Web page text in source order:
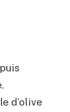
d’olive